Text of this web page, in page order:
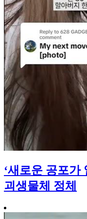
‘새로운 공포
괴생물체 정체